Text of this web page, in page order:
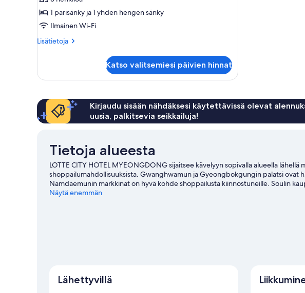
sänkyä)
(Superior)
kuvat
1 parisänky ja 1 yhden hengen sänky
Ilmainen Wi-Fi
Lisätietoja
Lisätietoja
perhehuone
(Superior)
Katso valitsemiesi päivien hinnat
Kirjaudu sisään nähdäksesi käytettävissä olevat
uusia, palkitsevia seikkailuja!
Tietoja alueesta
LOTTE CITY HOTEL MYEONGDONG sijaitsee kävelyyn sopivalla alueella lähellä
shoppailumahdollisuuksista. Gwanghwamun ja Gyeongbokgungin palatsi ovat
Namdaemunin markkinat on hyvä kohde shoppailusta kiinnostuneille. Soulin
kannattaa vierailla. Asiakkaat arvostavat tämän hotellin alueen nähtävyyksiä. Se
Näytä enemmän
Lähettyvillä